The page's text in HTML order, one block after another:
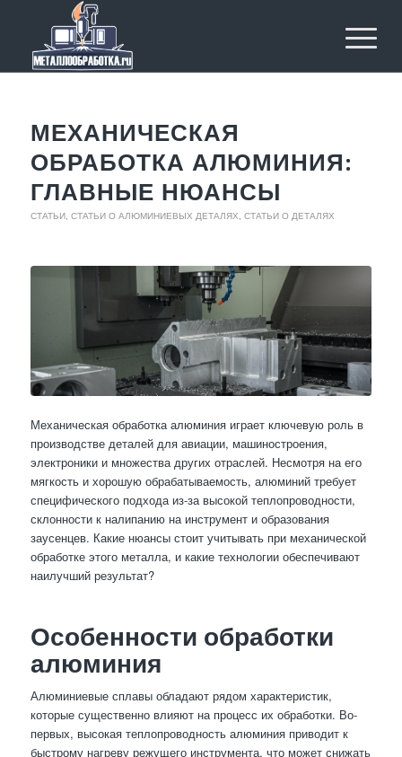
МЕХАНИЧЕСКАЯ
ОБРАБОТКА АЛЮМИНИЯ:
ГЛАВНЫЕ НЮАНСЫ
СТАТЬИ, СТАТЬИ О АЛЮМИНИЕВЫХ ДЕТАЛЯХ СТАТЬИ О ДЕТАЛЯХ
Механическая обработка алюминия играет ключевую роль в
производстве деталей для авиации, машиностроения,
электроники и множества других отраслей. Несмотря на его
мягкость и хорошую обрабатываемость, алюминий требует
специфического подхода из-за высокой теплопроводности,
склонности к налипанию на инструмент и образования
заусенцев. Какие нюансы стоит учитывать при механической
обработке этого металла, и какие технологии обеспечивают
наилучший результат?
Особенности обработки
алюминия
Алюминиевые сплавы обладают рядом характеристик,
которые существенно влияют на процесс их обработки. Во-
первых, высокая теплопроводность алюминия приводит к
быстрому нагреву режущего инструмента, что может снижать